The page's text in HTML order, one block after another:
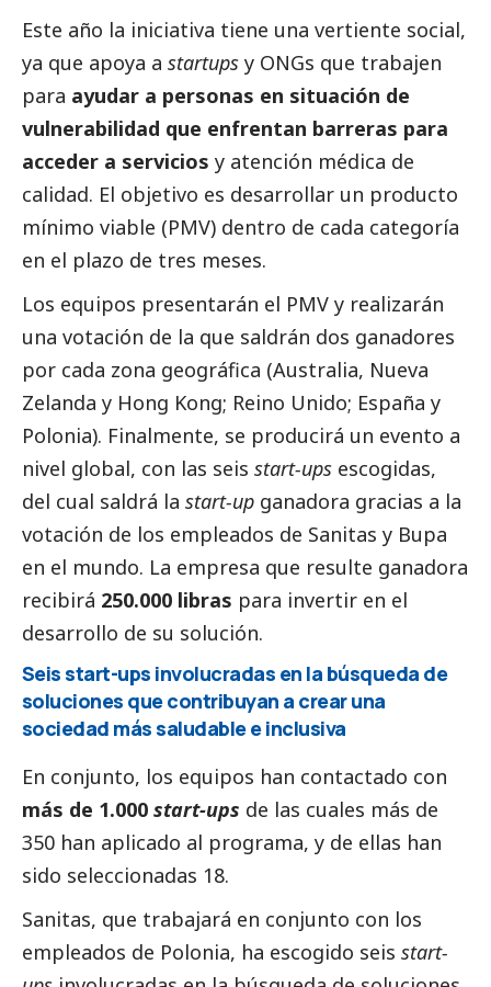
Este año la iniciativa tiene una vertiente social,
ya que apoya a startups y ONGs que trabajen
para ayudar a personas en situación de
vulnerabilidad que enfrentan barreras para
acceder a servicios y atención médica de
calidad. El objetivo es desarrollar un producto
mínimo viable (PMV) dentro de cada categoría
en el plazo de tres meses.
Los equipos presentarán el PMV y realizarán
una votación de la que saldrán dos ganadores
por cada zona geográfica (Australia, Nueva
Zelanda y Hong Kong; Reino Unido; España y
Polonia). Finalmente, se producirá un evento a
nivel global, con las seis start-ups escogidas,
del cual saldrá la start-up ganadora gracias a la
votación de los empleados de Sanitas y Bupa
en el mundo. La empresa que resulte ganadora
recibirá 250.000 libras para invertir en el
desarrollo de su solución.
Seis start-ups involucradas en la búsqueda de
soluciones que contribuyan a crear una
sociedad más saludable e inclusiva
En conjunto, los equipos han contactado con
más de 1.000 start-ups de las cuales más de
350 han aplicado al programa, y de ellas han
sido seleccionadas 18.
Sanitas, que trabajará en conjunto con los
empleados de Polonia, ha escogido seis start-